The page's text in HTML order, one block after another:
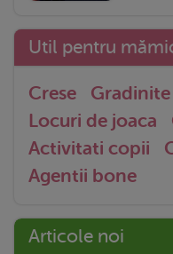
Util pentru
Crese Gradinite
Locuri de joaca
Activitati copii
Agentii bone
Articole noi